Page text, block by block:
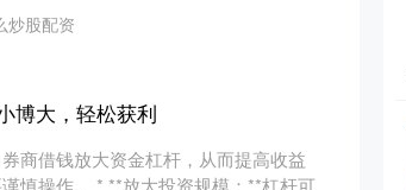
炒股配资
博大，轻松获利
商借钱放大资金杠杆，从而提高收益
慎操作。 * **放大投资规模：**杠杆可